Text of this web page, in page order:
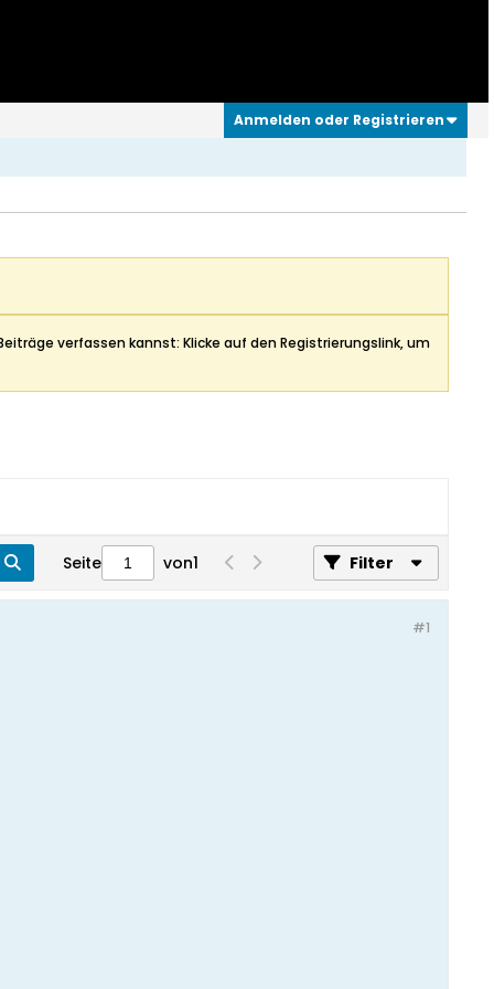
Anmelden oder Registrieren
verfassen kannst: Klicke auf den Registrierungslink, um
Seite von1 Filter
#1